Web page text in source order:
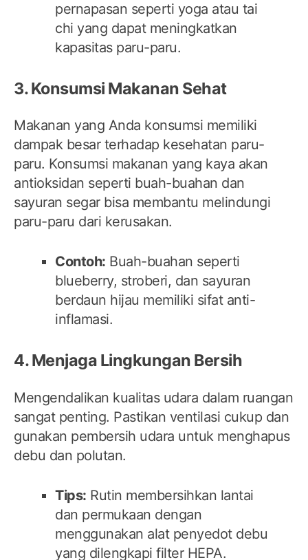
pernapasan seperti yoga atau tai
chi yang dapat meningkatkan
kapasitas paru-paru.
3. Konsumsi Makanan Sehat
Makanan yang Anda konsumsi memiliki
dampak besar terhadap kesehatan paru-
paru. Konsumsi makanan yang kaya akan
antioksidan seperti buah-buahan dan
sayuran segar bisa membantu melindungi
paru-paru dari kerusakan.
Contoh: Buah-buahan seperti
blueberry, stroberi, dan sayuran
berdaun hijau memiliki sifat anti-
inflamasi.
4. Menjaga Lingkungan Bersih
Mengendalikan kualitas udara dalam ruangan
sangat penting. Pastikan ventilasi cukup dan
gunakan pembersih udara untuk menghapus
debu dan polutan.
Tips: Rutin membersihkan lantai
dan permukaan dengan
menggunakan alat penyedot debu
yang dilengkapi filter HEPA.